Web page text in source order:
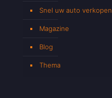
Snel uw auto verkopen
Magazine
Blog
Thema